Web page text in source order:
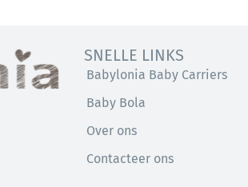
SNELLE LINKS
Babylonia Baby Carriers
Baby Bola
Over ons
Contacteer ons